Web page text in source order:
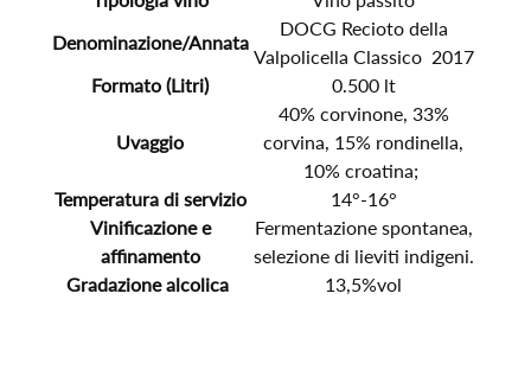
Denominazione/Annata
DOCG Recioto della
Valpolicella Classico 2017
Formato (Litri)
0.500 lt
Uvaggio
40% corvinone, 33%
corvina, 15% rondinella,
10% croatina;
Temperatura di servizio
14°-16°
Vinificazione e
affinamento
Fermentazione spontanea,
selezione di lieviti indigeni.
Gradazione alcolica
13,5%vol